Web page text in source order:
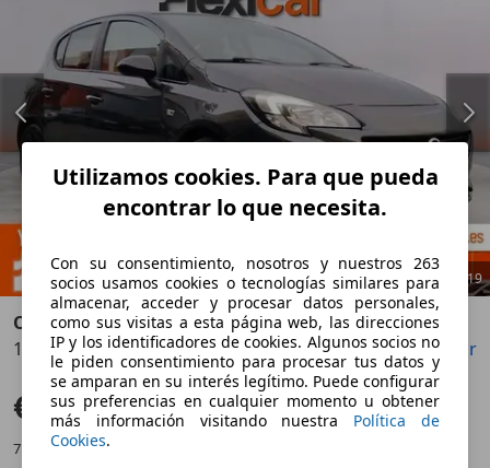
Anterior
19
Opel Corsa
1.4 Business 90
Guardar Compartir
€ 7.490 Súper oferta
71.850 km
Utilizamos cookies. Para que pueda
encontrar lo que necesita.
Con su consentimiento, nosotros y nuestros 263
socios usamos cookies o tecnologías similares para
almacenar, acceder y procesar datos personales,
como sus visitas a esta página web, las direcciones
IP y los identificadores de cookies. Algunos socios no
le piden consentimiento para procesar tus datos y
se amparan en su interés legítimo. Puede configurar
sus preferencias en cualquier momento u obtener
más información visitando nuestra Política de
Cookies.